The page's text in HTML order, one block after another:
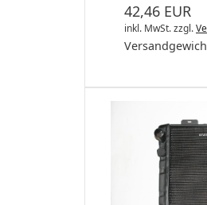
42,46 EUR
inkl. MwSt.zzgl.